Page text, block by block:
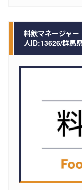
料飲マネージャ
人ID:13626/群馬